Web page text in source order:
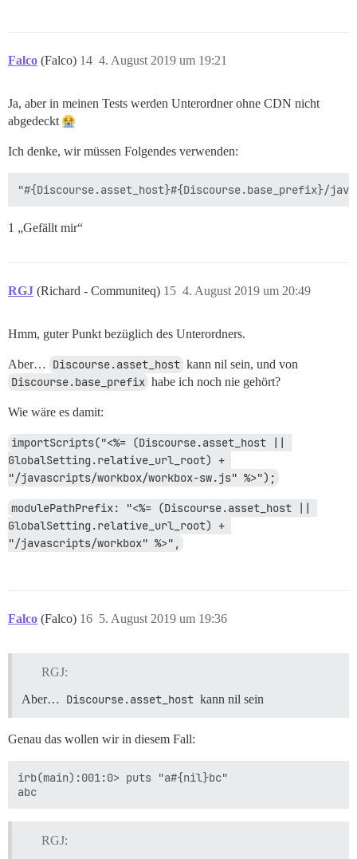
Falco (Falco) 4. August 2019 um 19:21
14
Ja, aber in meinen Tests werden Unterordner ohne CDN nicht
abgedeckt
Ich denke, wir müssen Folgendes verwenden:
1 „Gefällt mir“
RGJ (Richard - Communiteq) 4. August 2019 um 20:49
15
Hmm, guter Punkt bezüglich des Unterordners.
Aber… Discourse.asset_host kann nil sein, und von
Discourse.base_prefix habe ich noch nie gehört?
Wie wäre es damit:
importScripts("<%= (Discourse.asset_host ||
GlobalSetting.relative_url_root) +
"/javascripts/workbox/workbox-sw.js" %>");
modulePathPrefix: "<%= (Discourse.asset_host ||
GlobalSetting.relative_url_root) +
"/javascripts/workbox" %>",
Falco (Falco) 5. August 2019 um 19:36
16
RGJ:
Aber… Discourse.asset_host kann nil sein
Genau das wollen wir in diesem Fall:
irb(main):001:0> puts "a#{nil}bc"
RGJ: